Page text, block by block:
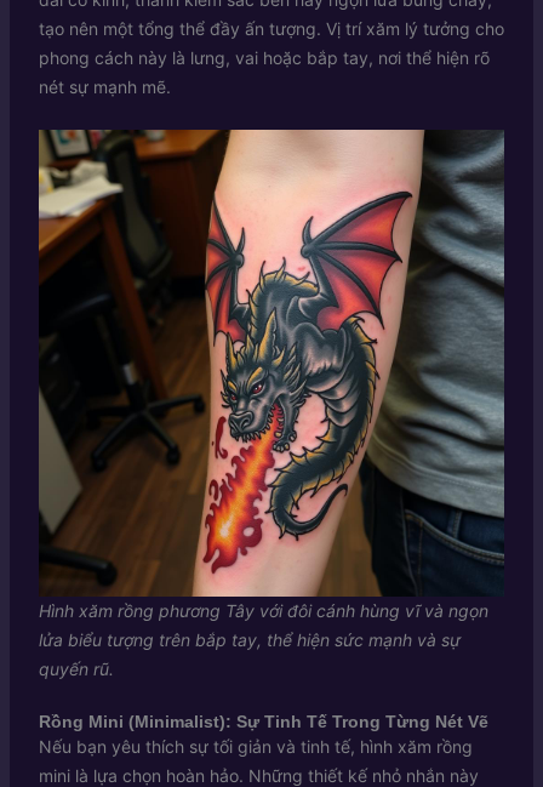
tạo nên một tổng thể đầy ấn tượng. Vị trí xăm lý tưởng cho
phong cách này là lưng, vai hoặc bắp tay, nơi thể hiện rõ
nét sự mạnh mẽ.
Hình xăm rồng phương Tây với đôi cánh hùng vĩ và ngọn
lửa biểu tượng trên bắp tay, thể hiện sức mạnh và sự
quyến rũ.
Rồng Mini (Minimalist): Sự Tinh Tế Trong Từng Nét Vẽ
Nếu bạn yêu thích sự tối giản và tinh tế, hình xăm rồng
mini là lựa chọn hoàn hảo. Những thiết kế nhỏ nhắn này